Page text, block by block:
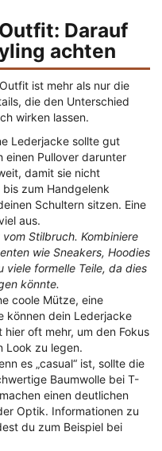
Darauf
achten
ist mehr als nur die
die den Unterschied
wirken lassen.
Lederjacke sollte gut
Pullover darunter
damit sie nicht
zum Handgelenk
Schultern sitzen. Eine
aus.
Stilbruch. Kombiniere
wie Sneakers, Hoodies
viele formelle Teile, da dies
könnte.
coole Mütze, eine
können dein Lederjacke
oft mehr, um den Fokus
Look zu legen.
es „casual“ ist, sollte die
Baumwolle bei T-
einen deutlichen
Optik. Informationen zu
du zum Beispiel bei